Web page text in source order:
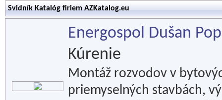
Svidník Katalóg firiem AZKatalog.eu
Energospol Dušan
Kúrenie
Montáž rozvodov v
priemyselných stavbách,